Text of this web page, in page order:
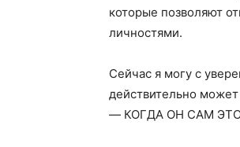
которые позволяют
личностями.
Сейчас я могу с
действительно
— КОГДА ОН САМ